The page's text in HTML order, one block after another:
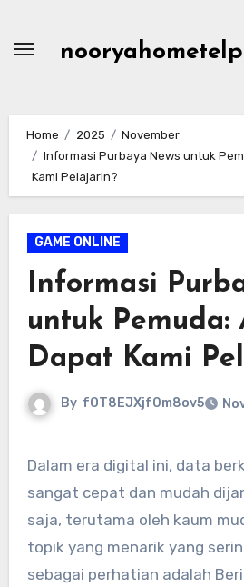
Home 2025
November
Informasi Purbaya News untuk
Kami Pelajarin?
GAME ONLINE
Informasi
untuk Pemuda:
Dapat Kami
By fOT8EJXjf0m8ov5
Dalam era digital ini, data berkembang secara
sangat cepat dan mudah
saja, terutama oleh kaum
topik yang menarik yang
sebagai perhatian adalah